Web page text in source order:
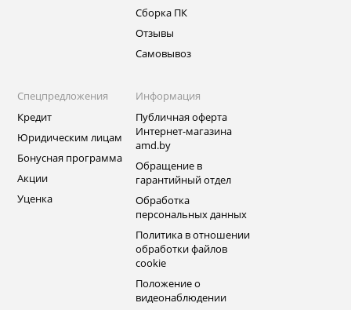
Сборка ПК
Отзывы
Самовывоз
Спецпредложения
Кредит
Юридическим лицам
Бонусная программа
Акции
Уценка
Информация
Публичная оферта
Интернет-магазина
amd.by
Обращение в
гарантийный отдел
Обработка
персональных данных
Политика в отношении
обработки файлов
cookie
Положение о
видеонаблюдении